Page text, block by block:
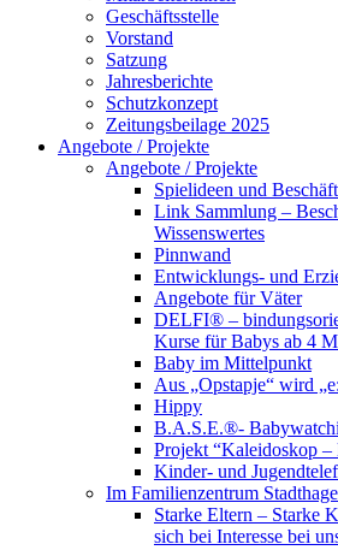
Geschäftsstelle
Vorstand
Satzung
Jahresberichte
Schutzkonzept
Zeitungsbeilage 2025
Angebote / Projekte
Angebote / Projekte
Spielideen und
Link Sammlung –
Wissenswertes
Pinnwand
Entwicklungs- und
Angebote für Väter
DELFI® –
Kurse für Babys ab 4
Baby im Mittelpunkt
Aus „Opstapje“ wird
Hippy
B.A.S.E.®-
Projekt “Kaleidoskop –
Kinder- und
Im Familienzentrum
Starke Eltern – Starke
sich bei Interesse bei